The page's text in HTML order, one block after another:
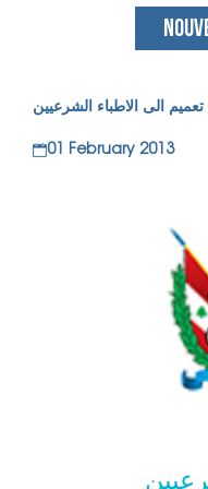
تعميم الى الاطباء الشرعيين
01 February 2013